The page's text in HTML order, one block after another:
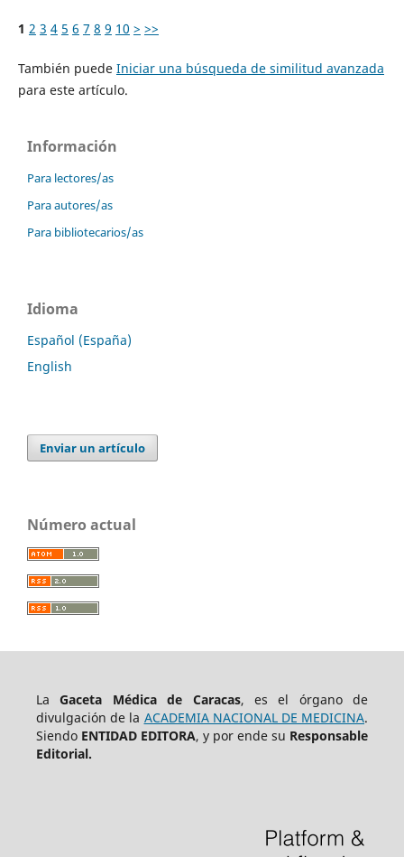
1 2 3 4 5 6 7 8 9 10 > >>
También puede Iniciar una búsqueda de similitud avanzada
para este artículo.
Información
Para lectores/as
Para autores/as
Para bibliotecarios/as
Idioma
Español (España)
English
Enviar un artículo
Número actual
LaGaceta Médica de Caracas, es el órgano de
divulgación de la ACADEMIA NACIONAL DE MEDICINA.
Siendo ENTIDAD EDITORA, y por ende su Responsable
Editorial.